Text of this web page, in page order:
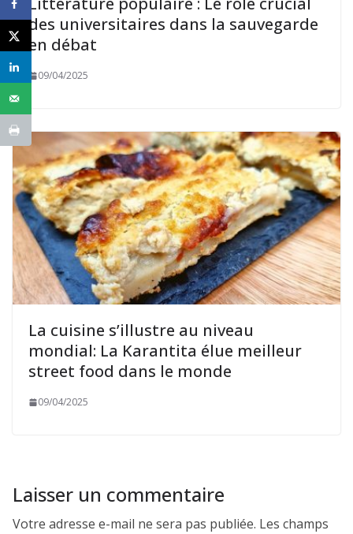
des universitaires dans la sauvegarde
en débat
09/04/2025
La cuisine s’illustre au niveau
mondial: La Karantita élue meilleur
street food dans le monde
09/04/2025
Laisser un commentaire
Votre adresse e-mail ne sera pas publiée. Les champs